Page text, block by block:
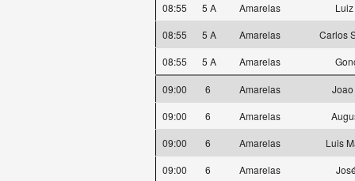
08:55
5 A Amarelas
08:55
5 A Amarelas
Carlos
08:55
5 A Amarelas
09:00 6 Amarelas
09:00
6 Amarelas
09:00
6 Amarelas
Luis
09:00
6 Amarelas